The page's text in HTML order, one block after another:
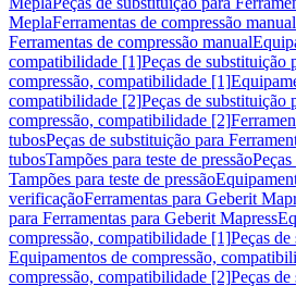
MeplaFerramentas de compressão manual
Ferramentas de compressão manual
compatibilidade [1]Peças de substituição
compressão, compatibilidade [1]
compatibilidade [2]Peças de substituição
compressão, compatibilidade [2]
tubosPeças de substituição para
tubosTampões para teste de pressão
Tampões para teste de pressão
verificaçãoFerramentas para Geberit
para Ferramentas para Geberit Mapress
compressão, compatibilidade [1]Peças
Equipamentos de compressão,
compressão, compatibilidade [2]Peças